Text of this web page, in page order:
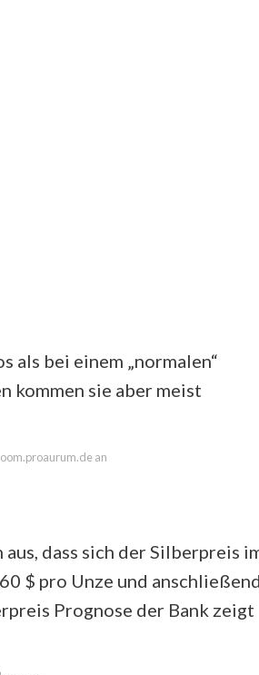
als bei einem „normalen“
kommen sie aber meist
an
dass sich der Silberpreis
$ pro Unze und anschließend
Prognose der Bank zeigt